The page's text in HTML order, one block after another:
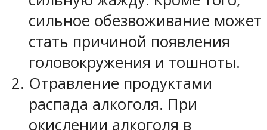
сильное обезвоживание может
стать причиной появления
головокружения и тошноты.
Отравление продуктами
распада алкоголя. При
окислении алкоголя в